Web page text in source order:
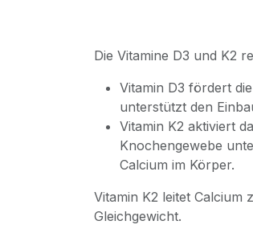
Die Vitamine D3 und K2
Vitamin D3 fördert
unterstützt den
Vitamin K2 aktiviert
Knochengewebe
Calcium im Körper.
Vitamin K2 leitet Calcium
Gleichgewicht.